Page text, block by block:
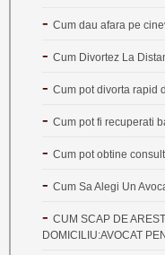
Cum dau afara pe
Cum Divortez La
Cum pot divorta rapid
Cum pot fi recuperati
Cum pot obtine
Cum Sa Alegi Un
CUM SCAP DE
DOMICILIU:AVOCAT